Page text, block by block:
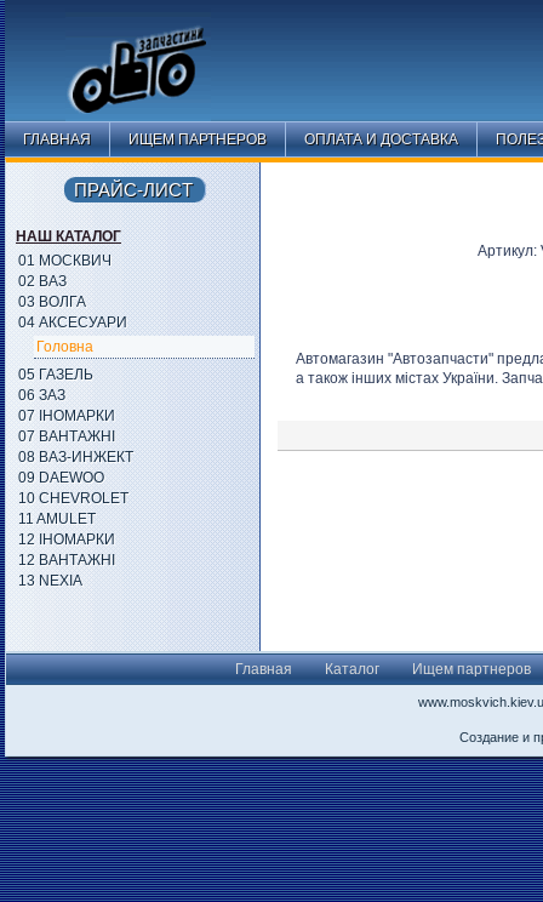
ГЛАВНАЯ ИЩЕМ ПАРТНЕРОВ ОПЛАТА И ДОСТАВКА
Автомагазин "Автозапчасти"
а також інших містах України.
ПРАЙС-ЛИСТ
НАШ КАТАЛОГ
01 МОСКВИЧ
02 ВАЗ
03 ВОЛГА
04 АКСЕСУАРИ
Головна
05 ГАЗЕЛЬ
06 ЗАЗ
07 ІНОМАРКИ
07 ВАНТАЖНІ
08 ВАЗ-ИНЖЕКТ
09 DAEWOO
10 CHEVROLET
11 AMULET
12 ІНОМАРКИ
12 ВАНТАЖНІ
13 NEXIA
Главная Каталог Ищем партнеров
Создание и